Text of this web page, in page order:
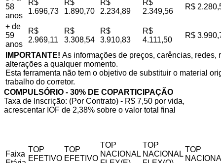
58
anos
R$
1.696,73
R$
1.890,70
R$
2.234,89
R$
2.349,56
R$
+ de
59
anos
R$
2.969,11
R$
3.308,54
R$
3.910,83
R$
4.111,50
R$
IMPORTANTE! As informações de preços, carências,
alterações a qualquer momento.
Esta ferramenta não tem o objetivo de substituir o material
trabalho do corretor.
COMPULSÓRIO - 30% DE COPARTICIPAÇÃO
Taxa de Inscrição: (Por Contrato) - R$ 7,50 por vida,
acrescentar IOF de 2,38% sobre o valor total final
Faixa
TOP
EFETIVO
TOP
EFETIVO
TOP
NACIONAL
TOP
NACIONAL
TOP